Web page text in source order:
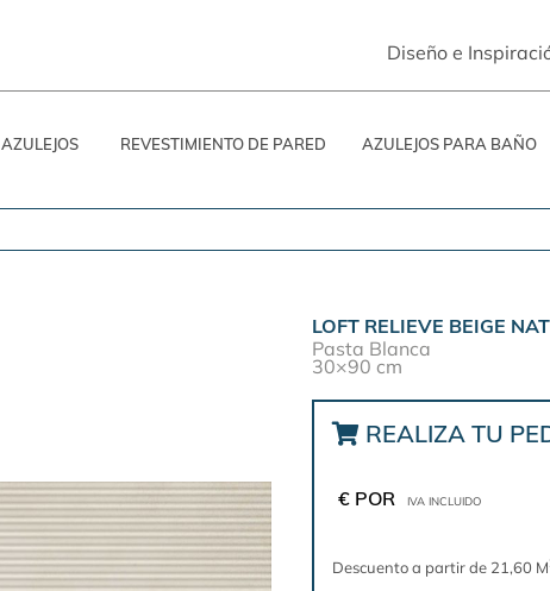
Diseño e
AZULEJOS REVESTIMIENTO DE PARED AZULEJOS PARA BAÑO
LOFT RELIEVE BEIGE
Pasta Blanca
30×90 cm
REALIZA TU
€ POR IVA INCLUIDO
Descuento a partir de 21,60 M